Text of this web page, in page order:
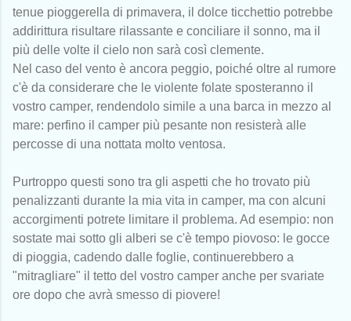
tenue pioggerella di primavera, il dolce ticchettio potrebbe
addirittura risultare rilassante e conciliare il sonno, ma il
più delle volte il cielo non sarà così clemente.
Nel caso del vento è ancora peggio, poiché oltre al rumore
c'è da considerare che le violente folate sposteranno il
vostro camper, rendendolo simile a una barca in mezzo al
mare: perfino il camper più pesante non resisterà alle
percosse di una nottata molto ventosa.
Purtroppo questi sono tra gli aspetti che ho trovato più
penalizzanti durante la mia vita in camper, ma con alcuni
accorgimenti potrete limitare il problema. Ad esempio: non
sostate mai sotto gli alberi se c'è tempo piovoso: le gocce
di pioggia, cadendo dalle foglie, continuerebbero a
"mitragliare" il tetto del vostro camper anche per svariate
ore dopo che avrà smesso di piovere!